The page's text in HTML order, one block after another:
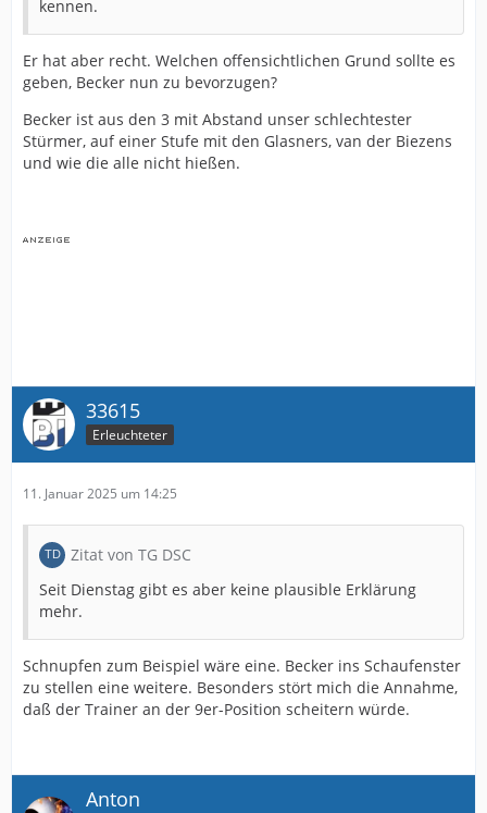
kennen.
Er hat aber recht. Welchen offensichtlichen Grund sollte es
geben, Becker nun zu bevorzugen?
Becker ist aus den 3 mit Abstand unser schlechtester
Stürmer, auf einer Stufe mit den Glasners, van der Biezens
und wie die alle nicht hießen.
33615
Erleuchteter
11. Januar 2025 um 14:25
Zitat von TG DSC
Seit Dienstag gibt es aber keine plausible Erklärung
mehr.
Schnupfen zum Beispiel wäre eine. Becker ins Schaufenster
zu stellen eine weitere. Besonders stört mich die Annahme,
daß der Trainer an der 9er-Position scheitern würde.
Anton